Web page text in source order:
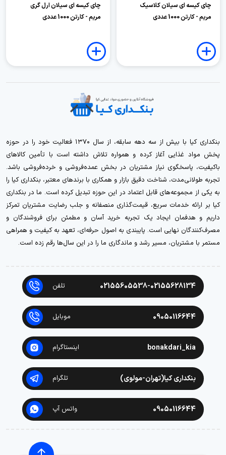
چای کیسه ای سیلان کلاسیک
مریم - کارتن 1000 عددی
چای کیسه ای سیلان ارل گری
مریم - کارتن 1000 عددی
بنکداری کیا با بیش از سه دهه سابقه، از سال ۱۳۷۰ فعالیت خود را در حوزه
پخش مواد غذایی آغاز کرده و همواره تلاش داشته است با تأمین کالاهای
باکیفیت، پاسخگوی نیاز مشتریان در بخش عمده‌فروشی و خرده‌فروشی باشد.
تجربه طولانی‌مدت، شناخت دقیق بازار و همکاری با برندهای معتبر، بنکداری کیا را
به یکی از مجموعه‌های قابل اعتماد در این حوزه تبدیل کرده است. ما در بنکداری
کیا بر ارائه خدمات سریع، قیمت‌گذاری منصفانه و جلب رضایت مشتریان تمرکز
داریم و هدفمان ایجاد یک تجربه خرید آسان و مطمئن برای فروشندگان و
مصرف‌کنندگان نهایی است. پایبندی به اصول حرفه‌ای، تعهد به کیفیت و همراهی
مستمر با مشتریان، مسیر رشد و ماندگاری ما را در این سال‌ها رقم زده است.
02155605538-02155628134 تلفن
09050116644 موبایل
bonakdari_kia اینستاگرام
بنکداری کیا(تهران-مولوی) تلگرام
09050116644 واتس آپ